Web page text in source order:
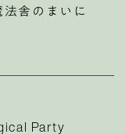
法舎のまいに
Party